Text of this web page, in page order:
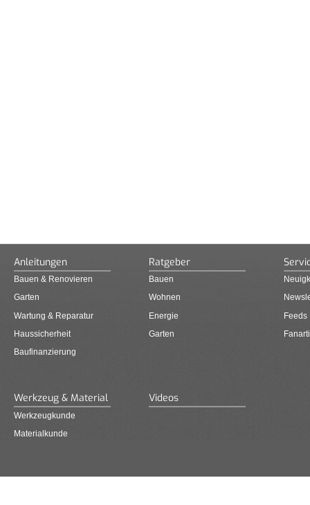
Anleitungen
Bauen & Renovieren
Garten
Wartung & Reparatur
Haussicherheit
Baufinanzierung
Ratgeber
Bauen
Wohnen
Energie
Garten
Feeds
Werkzeug & Material
Werkzeugkunde
Materialkunde
Videos